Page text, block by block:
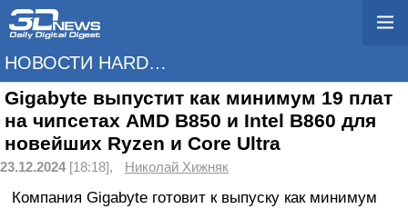
НОВОСТИ HARDWARE
Gigabyte выпустит как минимум 19 плат
на чипсетах AMD B850 и Intel B860 для
новейших Ryzen и Core Ultra
23.12.2024[18:18], Николай Хижняк
Компания Gigabyte готовит к выпуску как минимум